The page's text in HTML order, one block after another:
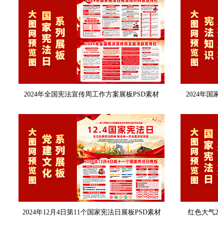
2024年全国宪法宣传周工作方案展板PSD素材 2024年国
2024年12月4日第11个国家宪法日展板PSD素材 红色大气